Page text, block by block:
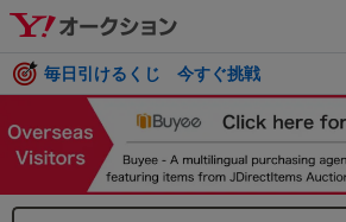
毎日引けるくじ 今すぐ挑戦